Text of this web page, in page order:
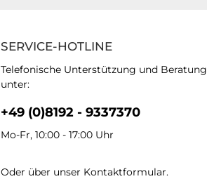
SERVICE-HOTLINE
Telefonische Unterstützung und Beratung
unter:
+49 (0)8192 - 9337370
Mo-Fr, 10:00 - 17:00 Uhr
Oder über unser Kontaktformular.